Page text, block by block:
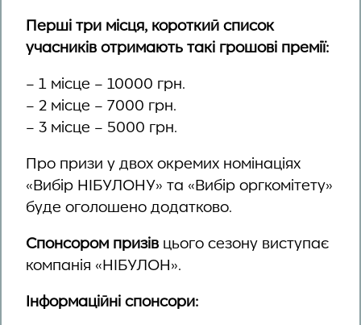
Перші три місця, короткий список
учасників отримають такі грошові премії:
– 1 місце – 10000 грн.
– 2 місце – 7000 грн.
– 3 місце – 5000 грн.
Про призи у двох окремих номінаціях
«Вибір НІБУЛОНУ» та «Вибір оргкомітету»
буде оголошено додатково.
Спонсором призів цього сезону виступає
компанія «НІБУЛОН».
Інформаційні спонсори: